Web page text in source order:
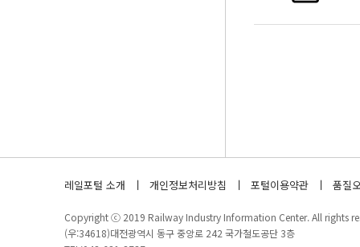
레일포털 소개 개인정보처리방침 포털이용약관 품질
Copyright ⓒ 2019 Railway Industry Information Center. All rights
(우:34618)대전광역시 동구 중앙로 242 국가철도공단 3층